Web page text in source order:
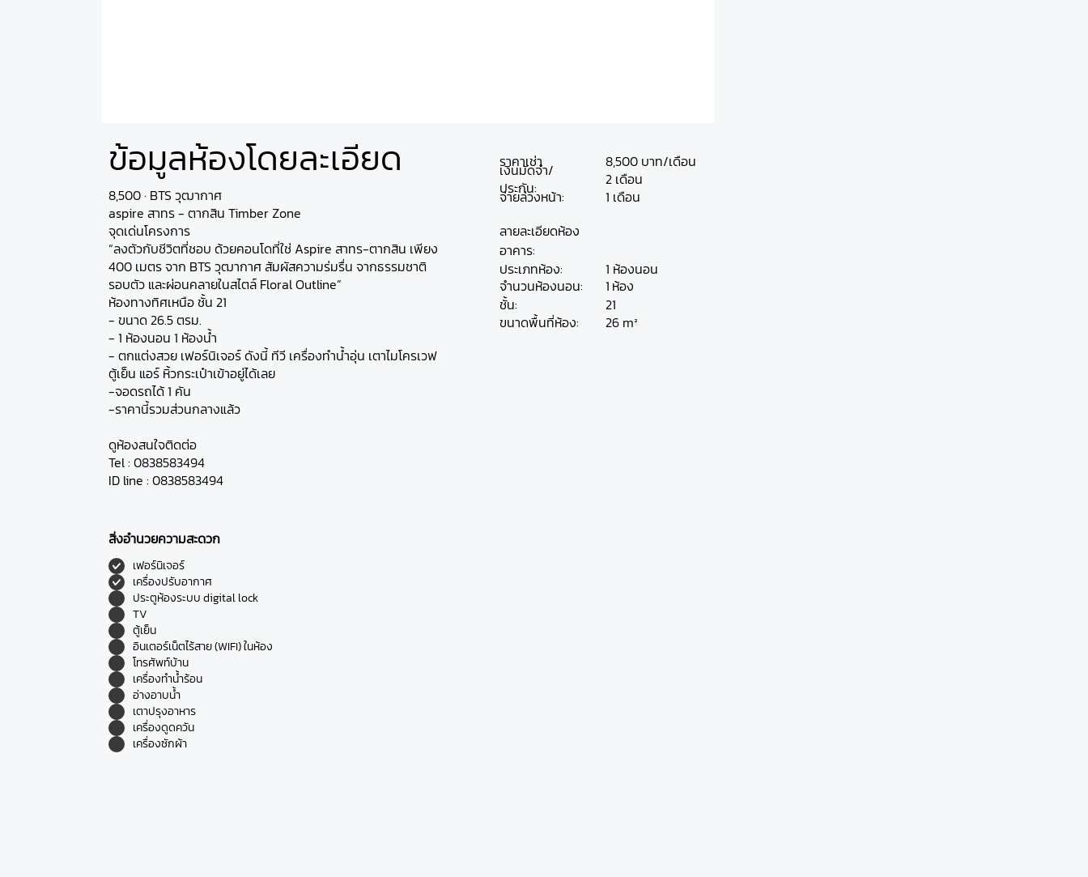
ข้อมูลห้องโดยละเอียด
8,500 · BTS วุฒากาศ
aspire สาทร - ตากสิน Timber Zone
จุดเด่นโครงการ
“ลงตัวกับชีวิตที่ชอบ ด้วยคอนโดที่ใช่ Aspire สาทร-ตากสิน เพียง
400 เมตร จาก BTS วุฒากาศ สัมผัสความร่มรื่น จากธรรมชาติ
รอบตัว และผ่อนคลายในสไตล์ Floral Outline”
ห้องทางทิศเหนือ ชั้น 21
- ขนาด 26.5 ตรม.
- 1 ห้องนอน 1 ห้องน้ำ
- ตกแต่งสวย เฟอร์นิเจอร์ ดังนี้ ทีวี เครื่องทำน้ำอุ่น เตาไมโครเวฟ
ตู้เย็น แอร์ หิ้วกระเป๋าเข้าอยู่ได้เลย
-จอดรถได้ 1 คัน
-ราคานี้รวมส่วนกลางแล้ว
ดูห้องสนใจติดต่อ
Tel : 0838583494
ID line : 0838583494
ลายละเอียดห้อง
อาคาร:
ประเภทห้อง:
จำนวนห้องนอน:
ชั้น:
ขนาดพื้นที่ห้อง:
1 ห้องนอน
1
21
26 m²
ห้อง
ราคาเช่า
เงินมัดจำ/
ประกัน:
จ่ายล่วงหน้า:
8,500 บาท/เดือน
2 เดือน
1 เดือน
สิ่งอำนวยความสะดวก
เฟอร์นิเจอร์
เครื่องปรับอากาศ
ประตูห้องระบบ digital lock
TV
ตู้เย็น
อินเตอร์เน็ตไร้สาย (WIFI) ในห้อง
โทรศัพท์บ้าน
เครื่องทำน้ำร้อน
อ่างอาบน้ำ
เตาปรุงอาหาร
เครื่องดูดควัน
เครื่องซักผ้า